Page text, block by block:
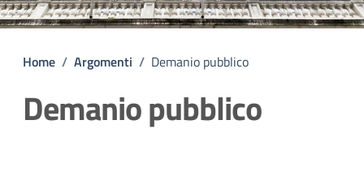
Home / Argomenti / Demanio pubblico
Demanio pubblico